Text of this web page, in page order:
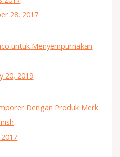
28, 2017
untuk Menyempurnakan
20, 2019
Dengan Produk Merk